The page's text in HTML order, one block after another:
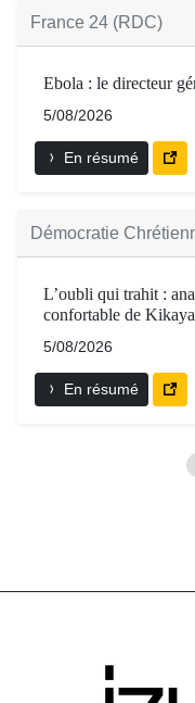
France 24 (RDC)
Ebola : le directeur
5/08/2026
En résumé
Démocratie
L’oubli qui trahit :
confortable de
5/08/2026
En résumé